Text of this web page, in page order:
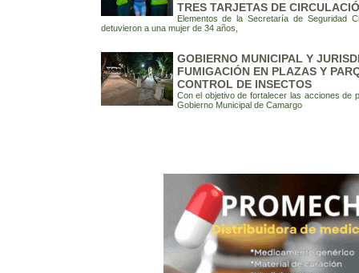
TRES TARJETAS DE
Elementos de la Secretaría de Seguridad
detuvieron a una mujer de 34 años,
GOBIERNO MUNICIPAL Y
FUMIGACIÓN EN PLAZAS Y
CONTROL DE INSECTOS
Con el objetivo de fortalecer las acciones de
Gobierno Municipal de Camargo